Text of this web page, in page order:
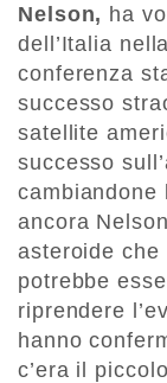
Nelson, ha
dell’Italia
conferenza
successo
satellite
successo
cambiandone
ancora
asteroide che
potrebbe
riprendere
hanno
c’era il